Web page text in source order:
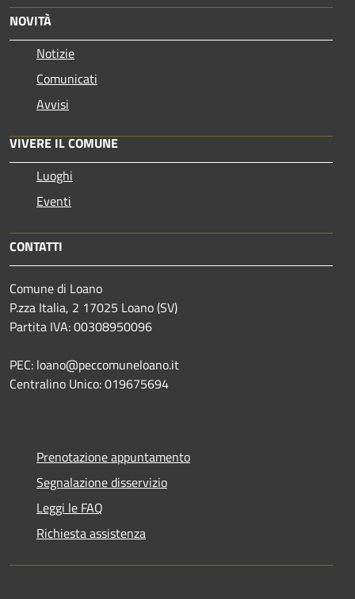
NOVITÀ
Notizie
Comunicati
Avvisi
VIVERE IL COMUNE
Luoghi
Eventi
CONTATTI
Comune di Loano
P.zza Italia, 2 17025 Loano (SV)
Partita IVA: 00308950096
PEC: loano@peccomuneloano.it
Centralino Unico: 019675694
Prenotazione appuntamento
Segnalazione disservizio
Leggi le FAQ
Richiesta assistenza